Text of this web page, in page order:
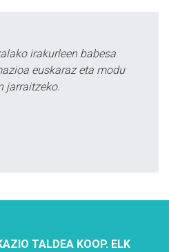
irakurleen babesa
euskaraz eta modu
jarraitzeko.
TALDEA KOOP. ELK